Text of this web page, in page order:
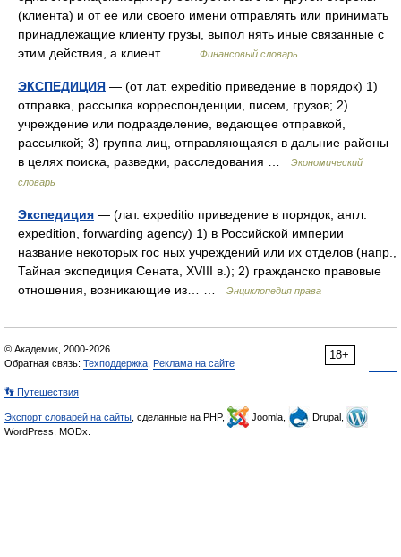
(клиента) и от ее или своего имени отправлять или принимать
принадлежащие клиенту грузы, выпол нять иные связанные с
этим действия, а клиент… …
Финансовый словарь
ЭКСПЕДИЦИЯ — (от лат. expeditio приведение в порядок) 1)
отправка, рассылка корреспонденции, писем, грузов; 2)
учреждение или подразделение, ведающее отправкой,
рассылкой; 3) группа лиц, отправляющаяся в дальние районы
в целях поиска, разведки, расследования …
Экономический
словарь
Экспедиция — (лат. expeditio приведение в порядок; англ.
expedition, forwarding agency) 1) в Российской империи
название некоторых гос ных учреждений или их отделов (напр.,
Тайная экспедиция Сената, XVIII в.); 2) гражданско правовые
отношения, возникающие из… …
Энциклопедия права
18+
© Академик, 2000-2026
Обратная связь: Техподдержка Реклама на сайте
👣 Путешествия
Экспорт словарей на сайты , сделанные на PHP, Joomla,
Drupal,
WordPress, MODx.